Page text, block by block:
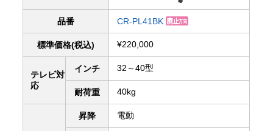
品番 CR-PL41BK
標準価格(税込) ¥220,000
テレビ対
応
インチ 32～40型
耐荷重 40kg
昇降 電動